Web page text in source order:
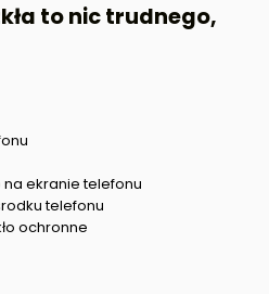
to nic trudnego,
na ekranie telefonu
telefonu
ochronne